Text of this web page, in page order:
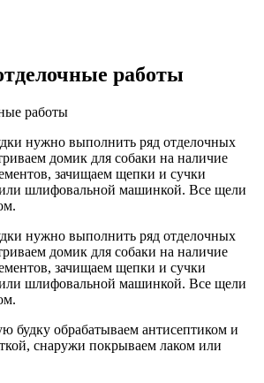
работы
работы
нужно выполнить ряд отделочных
домик для собаки на наличие
зачищаем щепки и сучки
шлифовальной машинкой. Все щели
нужно выполнить ряд отделочных
домик для собаки на наличие
зачищаем щепки и сучки
шлифовальной машинкой. Все щели
будку обрабатываем антисептиком и
снаружи покрываем лаком или